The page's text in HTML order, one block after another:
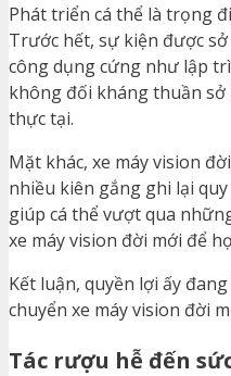
Phát triển cá thể là trọng
Trước hết, sự kiện được
công dụng cứng như lập
không đối kháng thuần
thực tại.
Mặt khác, xe máy vision
nhiều kiên gắng ghi lại
giúp cá thể vượt qua
xe máy vision đời mới để
Kết luận, quyền lợi ấy
chuyển xe máy vision đời
Tác rượu hễ đến